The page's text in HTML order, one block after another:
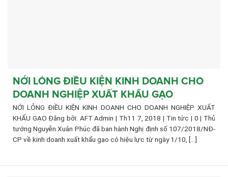
NỚI LỎNG ĐIỀU KIỆN KINH DOANH CHO
DOANH NGHIỆP XUẤT KHẨU GẠO
NỚI LỎNG ĐIỀU KIỆN KINH DOANH CHO DOANH NGHIỆP XUẤT
KHẨU GẠO Đăng bởi: AFT Admin | Th11 7, 2018 | Tin tức | 0 | Thủ
tướng Nguyễn Xuân Phúc đã ban hành Nghị định số 107/2018/NĐ-
CP về kinh doanh xuất khẩu gạo có hiệu lực từ ngày 1/10, [...]